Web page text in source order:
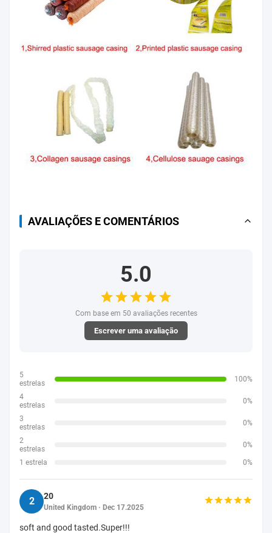
AVALIAÇÕES E COMENTÁRIOS
5.0
Com base em 50 avaliações recentes
Escrever uma avaliação
5
estrelas
100%
4
estrelas
0%
3
estrelas
0%
2
estrelas
0%
1 estrela 0%
2 20
United Kingdom · Dec 17.2025
soft and good tasted.Super!!!